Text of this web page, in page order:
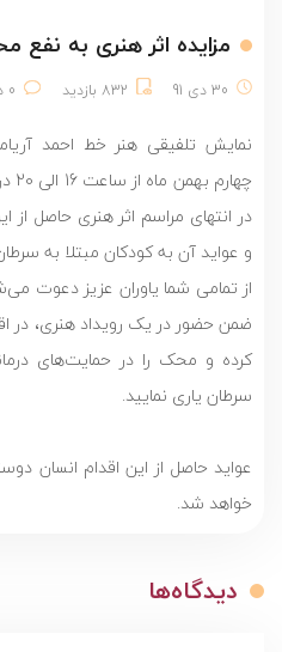
مزایده اثر هنری به نفع
30 دی 91 832 بازدید 0 دیدگاه
نمایش تلفیقی هنر خط احمد
در انتهای مراسم اثر هنری حاصل از
و عواید آن به کودکان مبتلا به
از تمامی شما یاوران عزیز دعوت
ضمن حضور در یک رویداد هنری، در
کرده و محک را در حمایت‌های
سرطان یاری نمایید.
عواید حاصل از این اقدام انسان
خواهد شد.
دیدگاه‌ها